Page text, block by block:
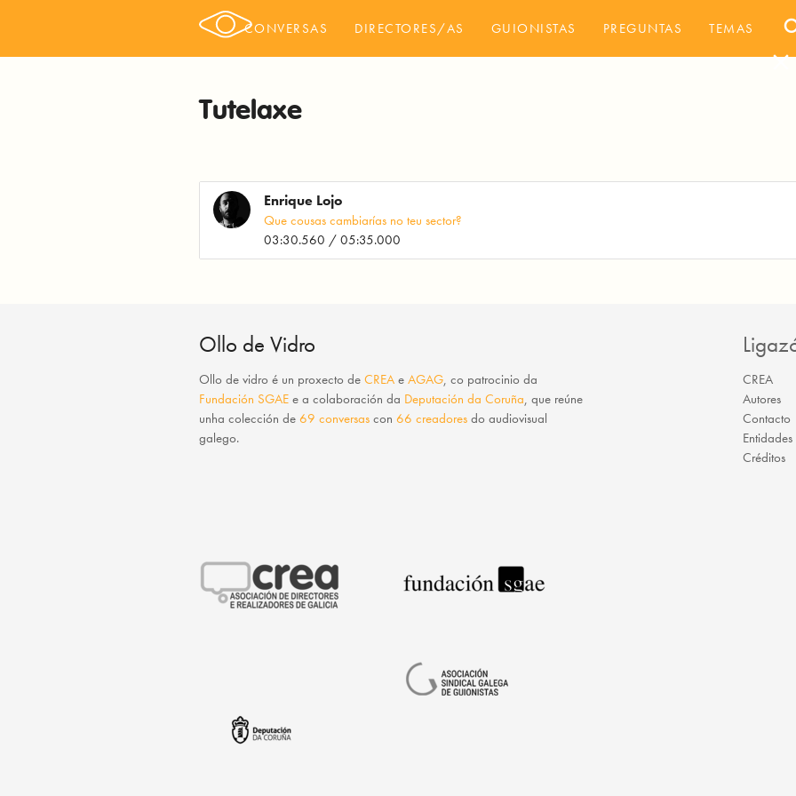
CONVERSAS DIRECTORES/AS GUIONISTAS PREGUNTAS TEMAS
close
Tutelaxe
Enrique Lojo
Que cousas cambiarías no teu sector?
03:30.560 / 05:35.000
Ollo de Vidro
Ollo de vidro é un proxecto deCREA eAGAG, co patrocinio da
Fundación SGAE e a colaboración da Deputación da Coruña, que reúne
unha colección de69 conversas con66 creadores do audiovisual
galego.
CREA
Autores
Contacto
Créditos